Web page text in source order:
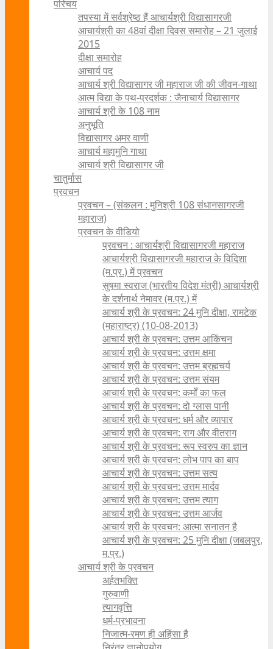
परिचय
तपस्या में सर्वश्रेष्ठ हैं आचार्यश्री विद्यासागरजी
आचार्यश्री का 48वां दीक्षा दिवस समारोह – 21 जुलाई
2015
दीक्षा समारोह
आचार्य पद
आचार्य श्री विद्यासागर जी महाराज जी की जीवन-गाथा
आत्म विद्या के पथ-प्रदर्शक : जैनाचार्य विद्यासागर
आचार्य श्री के 108 नाम
अनुभूति
विद्यासागर अमर वाणी
आचार्य महामुनि गाथा
आचार्य श्री विद्यासागर जी
चातुर्मास
प्रवचन
प्रवचन – (संकलन : मुनिश्री 108 संधानसागरजी
महाराज)
प्रवचन के वीडियो
प्रवचन : आचार्यश्री ‍विद्यासागरजी महाराज
आचार्यश्री विद्यासागरजी महाराज के विदिशा
(म.प्र.) में प्रवचन
सुषमा स्वराज (भारतीय विदेश मंत्री) आचार्यश्री
के दर्शनार्थ नेमावर (म.प्र.) में
आचार्य श्री के प्रवचन: 24 मुनि दीक्षा, रामटेक
(महाराष्ट्र) (10-08-2013)
आचार्य श्री के प्रवचन: उत्तम आकिंचन
आचार्य श्री के प्रवचन: उत्तम क्षमा
आचार्य श्री के प्रवचन: उत्तम ब्रह्मचर्य
आचार्य श्री के प्रवचन: उत्तम संयम
आचार्य श्री के प्रवचन: कर्मों का फल
आचार्य श्री के प्रवचन: दो ग्लास पानी
आचार्य श्री के प्रवचन: धर्म और व्यापार
आचार्य श्री के प्रवचन: राग और वीतराग
आचार्य श्री के प्रवचन: रूप स्वरुप का ज्ञान
आचार्य श्री के प्रवचन: लोभ पाप का बाप
आचार्य श्री के प्रवचन: उत्तम सत्य
आचार्य श्री के प्रवचन: उत्तम मार्दव
आचार्य श्री के प्रवचन: उत्तम त्याग
आचार्य श्री के प्रवचन: उत्तम आर्जव
आचार्य श्री के प्रवचन: आत्मा सनातन है
आचार्य श्री के प्रवचन: 25 मुनि दीक्षा (जबलपुर,
म.प्र.)
आचार्य श्री के प्रवचन
अर्हतभक्ति
गुरुवाणी
त्यागवृत्ति
धर्म-प्रभावना
निजात्म-रमण ही अहिंसा है